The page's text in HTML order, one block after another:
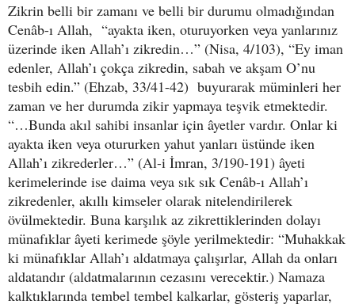
Zikrin belli bir zamanı ve belli bir durumu olmadığından
Cenâb-ı Allah, “ayakta iken, oturuyorken veya yanlarınız
üzerinde iken Allah’ı zikredin…” (Nisa, 4/103), “Ey iman
edenler, Allah’ı çokça zikredin, sabah ve akşam O’nu
tesbih edin.” (Ehzab, 33/41-42) buyurarak müminleri her
zaman ve her durumda zikir yapmaya teşvik etmektedir.
“…Bunda akıl sahibi insanlar için âyetler vardır. Onlar ki
ayakta iken veya otururken yahut yanları üstünde iken
Allah’ı zikrederler…” (Al-i İmran, 3/190-191) âyeti
kerimelerinde ise daima veya sık sık Cenâb-ı Allah’ı
zikredenler, akıllı kimseler olarak nitelendirilerek
övülmektedir. Buna karşılık az zikrettiklerinden dolayı
münafıklar âyeti kerimede şöyle yerilmektedir: “Muhakkak
ki münafıklar Allah’ı aldatmaya çalışırlar, Allah da onları
aldatandır (aldatmalarının cezasını verecektir.) Namaza
kalktıklarında tembel tembel kalkarlar, gösteriş yaparlar,